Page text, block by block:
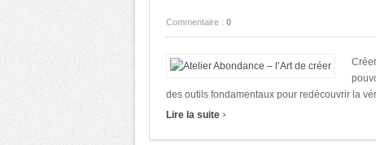
Commentaire : 0
des outils fondamentaux pour redécouvrir la
Lire la suite ›